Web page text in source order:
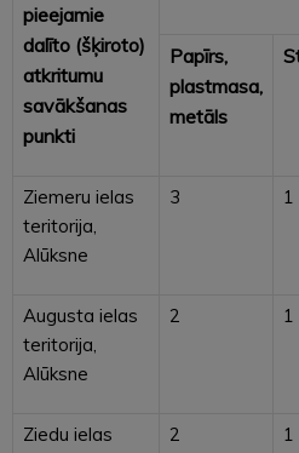
pieejamie
dalīto (šķiroto)
atkritumu
savākšanas
punkti
Papīrs,
plastmasa,
metāls
Ziemeru ielas
teritorija,
Alūksne
3 1
Augusta ielas
teritorija,
Alūksne
2 1
Ziedu ielas
2 1